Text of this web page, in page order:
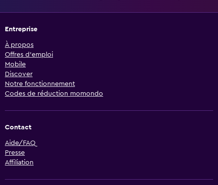
Entreprise
À propos
Offres d’emploi
Mobile
Discover
Notre fonctionnement
Codes de réduction momondo
Contact
Aide/FAQ
Presse
Affiliation